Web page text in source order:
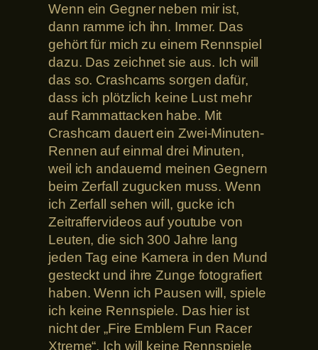
Wenn ein Gegner neben mir ist,
dann ramme ich ihn. Immer. Das
gehört für mich zu einem Rennspiel
dazu. Das zeichnet sie aus. Ich will
das so. Crashcams sorgen dafür,
dass ich plötzlich keine Lust mehr
auf Rammattacken habe. Mit
Crashcam dauert ein Zwei-Minuten-
Rennen auf einmal drei Minuten,
weil ich andauernd meinen Gegnern
beim Zerfall zugucken muss. Wenn
ich Zerfall sehen will, gucke ich
Zeitraffervideos auf youtube von
Leuten, die sich 300 Jahre lang
jeden Tag eine Kamera in den Mund
gesteckt und ihre Zunge fotografiert
haben. Wenn ich Pausen will, spiele
ich keine Rennspiele. Das hier ist
nicht der „Fire Emblem Fun Racer
Xtreme“. Ich will keine Rennspiele